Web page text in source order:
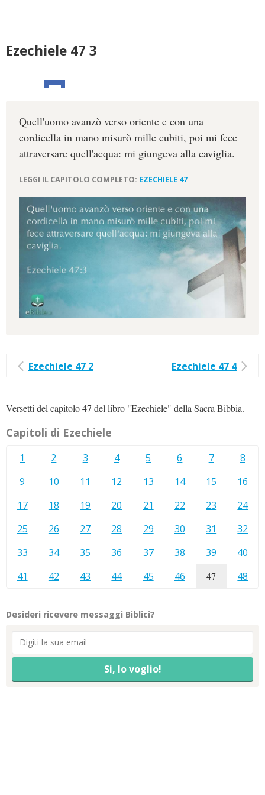
Ezechiele 47 3
Quell'uomo avanzò verso oriente e con una
cordicella in mano misurò mille cubiti, poi mi fece
attraversare quell'acqua: mi giungeva alla caviglia.
LEGGI IL CAPITOLO COMPLETO: EZECHIELE 47
Ezechiele 47 2 Ezechiele 47 4
Versetti del capitolo 47 del libro "Ezechiele" della Sacra Bibbia.
Capitoli di Ezechiele
1 2 3 4 5 6 7
8
9
10 11 12 13 14 15
16
17
18 19 20 21 22 23
24
25
26 27 28 29 30 31
32
33
34 35 36 37 38 39
40
41
42 43 44 45 46 47 48
Desideri ricevere messaggi Biblici?